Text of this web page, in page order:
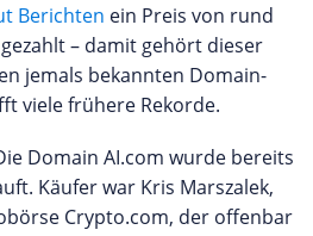
Berichten ein Preis von rund
– damit gehört dieser
jemals bekannten Domain-
viele frühere Rekorde.
Domain AI.com wurde bereits
Käufer war Kris Marszalek,
Crypto.com, der offenbar